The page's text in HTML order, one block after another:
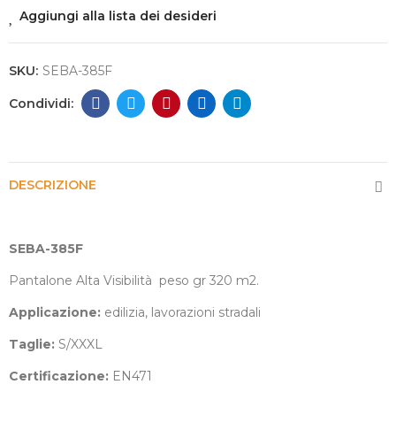
Aggiungi alla lista dei desideri
SKU: SEBA-385F
DESCRIZIONE
SEBA-385F
Pantalone Alta Visibilità peso gr 320 m2.
Applicazione: edilizia, lavorazioni stradali
Taglie: S/XXXL
Certificazione: EN471